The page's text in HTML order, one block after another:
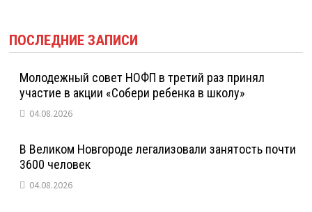
ПОСЛЕДНИЕ ЗАПИСИ
Молодежный совет НОФП в третий раз принял
участие в акции «Собери ребенка в школу»
04.08.2026
В Великом Новгороде легализовали занятость почти
3600 человек
04.08.2026